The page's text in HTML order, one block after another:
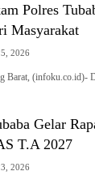
Polres
Masyarakat
2026
Barat, (infoku.co.id)-
Gelar
T.A 2027
2026